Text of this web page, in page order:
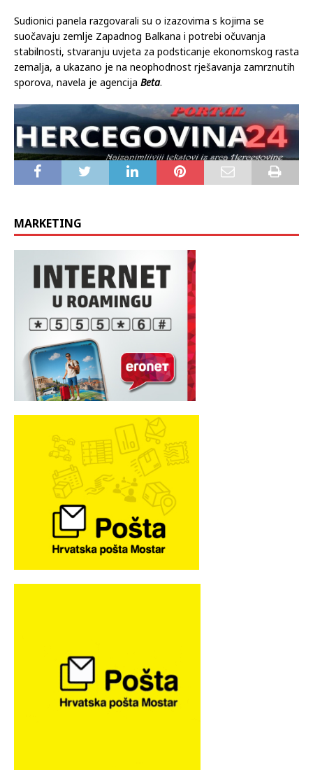
Sudionici panela razgovarali su o izazovima s kojima se
suočavaju zemlje Zapadnog Balkana i potrebi očuvanja
stabilnosti, stvaranju uvjeta za podsticanje ekonomskog rasta
zemalja, a ukazano je na neophodnost rješavanja zamrznutih
sporova, navela je agencija Beta.
MARKETING